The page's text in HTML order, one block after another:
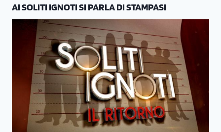
AI SOLITI IGNOTI SI PARLA DI STAMPASI